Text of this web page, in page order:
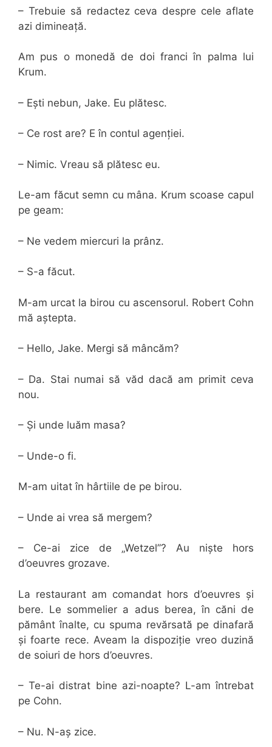
– Trebuie să redactez ceva despre cele aflate
azi dimineață.
Am pus o monedă de doi franci în palma lui
Krum.
– Ești nebun, Jake. Eu plătesc.
– Ce rost are? E în contul agenției.
– Nimic. Vreau să plătesc eu.
Le-am făcut semn cu mâna. Krum scoase capul
pe geam:
– Ne vedem miercuri la prânz.
– S-a făcut.
M-am urcat la birou cu ascensorul. Robert Cohn
mă aștepta.
– Hello, Jake. Mergi să mâncăm?
– Da. Stai numai să văd dacă am primit ceva
nou.
– Și unde luăm masa?
– Unde-o fi.
M-am uitat în hârtiile de pe birou.
– Unde ai vrea să mergem?
– Ce-ai zice de „Wetzel”? Au niște hors
d’oeuvres grozave.
La restaurant am comandat hors d’oeuvres și
bere. Le sommelier a adus berea, în căni de
pământ înalte, cu spuma revărsată pe dinafară
și foarte rece. Aveam la dispoziție vreo duzină
de soiuri de hors d’oeuvres.
– Te-ai distrat bine azi-noapte? L-am întrebat
pe Cohn.
– Nu. N-aș zice.